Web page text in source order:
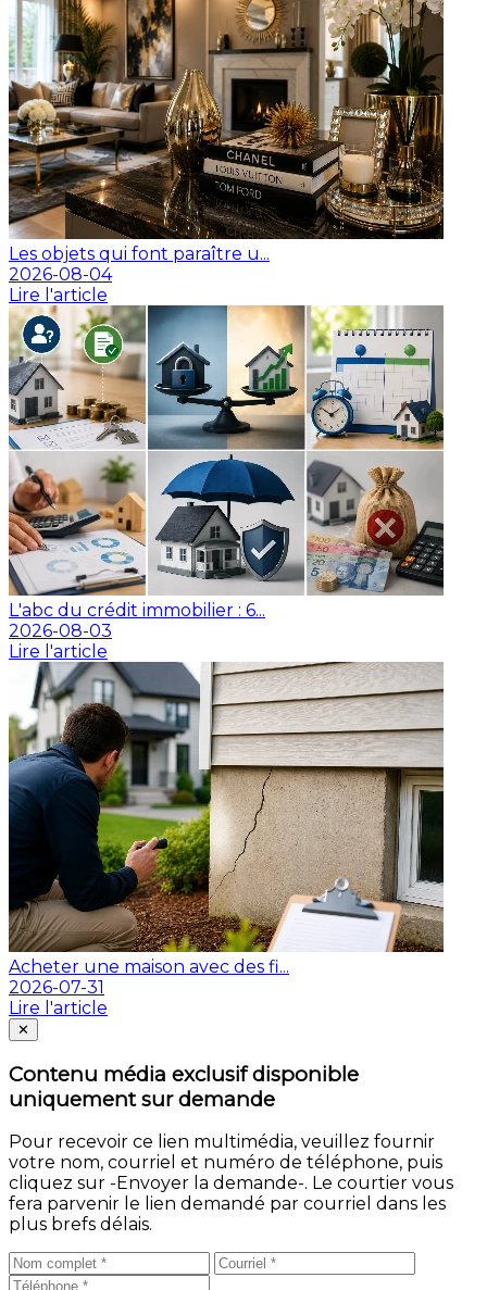
Les objets qui font paraître u...
2026-08-04
Lire l'article
L'abc du crédit immobilier : 6...
2026-08-03
Lire l'article
Acheter une maison avec des fi...
2026-07-31
Lire l'article
Fermer
✕
Contenu média exclusif disponible
uniquement sur demande
Pour recevoir ce lien multimédia, veuillez fournir
votre nom, courriel et numéro de téléphone, puis
cliquez sur -Envoyer la demande-. Le courtier vous
fera parvenir le lien demandé par courriel dans les
plus brefs délais.